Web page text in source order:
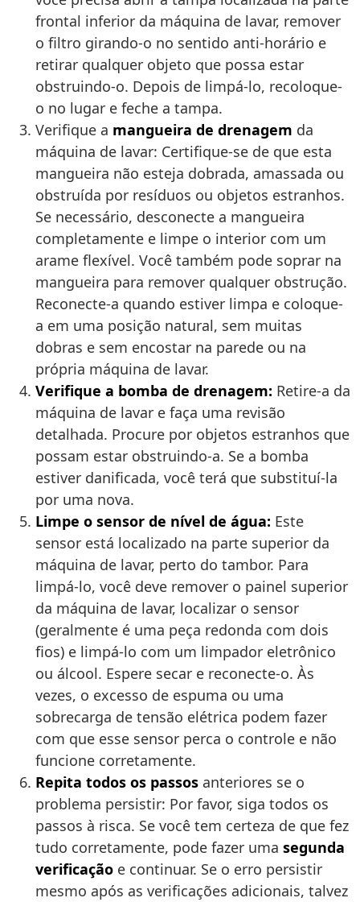
frontal inferior da máquina de lavar, remover
o filtro girando-o no sentido anti-horário e
retirar qualquer objeto que possa estar
obstruindo-o. Depois de limpá-lo, recoloque-
o no lugar e feche a tampa.
Verifique a mangueira de drenagem da
máquina de lavar: Certifique-se de que esta
mangueira não esteja dobrada, amassada ou
obstruída por resíduos ou objetos estranhos.
Se necessário, desconecte a mangueira
completamente e limpe o interior com um
arame flexível. Você também pode soprar na
mangueira para remover qualquer obstrução.
Reconecte-a quando estiver limpa e coloque-
a em uma posição natural, sem muitas
dobras e sem encostar na parede ou na
própria máquina de lavar.
Verifique a bomba de drenagem: Retire-a da
máquina de lavar e faça uma revisão
detalhada. Procure por objetos estranhos que
possam estar obstruindo-a. Se a bomba
estiver danificada, você terá que substituí-la
por uma nova.
Limpe o sensor de nível de água: Este
sensor está localizado na parte superior da
máquina de lavar, perto do tambor. Para
limpá-lo, você deve remover o painel superior
da máquina de lavar, localizar o sensor
(geralmente é uma peça redonda com dois
fios) e limpá-lo com um limpador eletrônico
ou álcool. Espere secar e reconecte-o. Às
vezes, o excesso de espuma ou uma
sobrecarga de tensão elétrica podem fazer
com que esse sensor perca o controle e não
funcione corretamente.
Repita todos os passos anteriores se o
problema persistir: Por favor, siga todos os
passos à risca. Se você tem certeza de que fez
tudo corretamente, pode fazer uma segunda
verificação e continuar. Se o erro persistir
mesmo após as verificações adicionais, talvez